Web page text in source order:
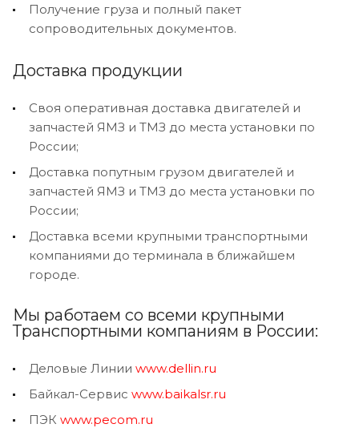
Получение груза и полный пакет
сопроводительных документов.
Доставка продукции
Своя оперативная доставка двигателей и
запчастей ЯМЗ и ТМЗ до места установки по
России;
Доставка попутным грузом двигателей и
запчастей ЯМЗ и ТМЗ до места установки по
России;
Доставка всеми крупными транспортными
компаниями до терминала в ближайшем
городе.
Мы работаем со всеми крупными
Транспортными компаниям в России:
Деловые Линии www.dellin.ru
Байкал-Сервис www.baikalsr.ru
ПЭК www.pecom.ru